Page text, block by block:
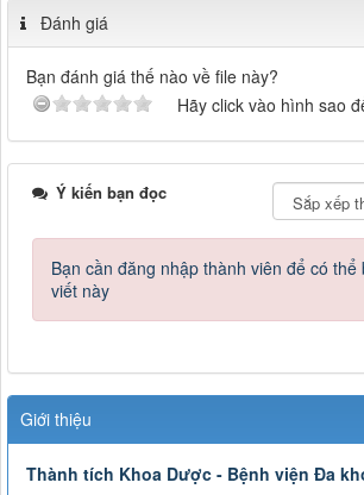
Đánh giá
Bạn đánh giá thế nào về file này?
Hãy click vào hình sao
Ý kiến bạn đọc
Bạn cần đăng nhập thành viên để có
viết này
Giới thiệu
Thành tích Khoa Dược - Bệnh viện Đa